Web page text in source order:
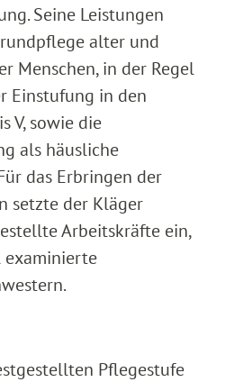
Seine Leistungen
alter und
Menschen, in der Regel
Einstufung in den
V, sowie die
als häusliche
das Erbringen der
setzte der Kläger
Arbeitskräfte ein,
examinierte
Pflegestufe